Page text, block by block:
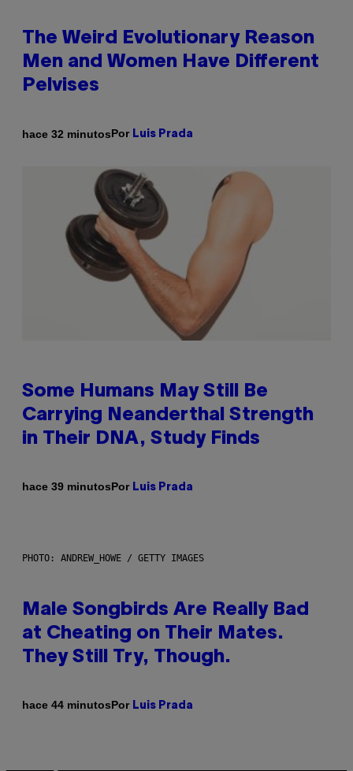
The Weird Evolutionary Reason
Men and Women Have Different
Pelvises
hace 32 minutosPor Luis Prada
Some Humans May Still Be
Carrying Neanderthal Strength
in Their DNA, Study Finds
hace 39 minutosPor Luis Prada
PHOTO: ANDREW_HOWE / GETTY IMAGES
Male Songbirds Are Really Bad
at Cheating on Their Mates.
They Still Try, Though.
hace 44 minutosPor Luis Prada